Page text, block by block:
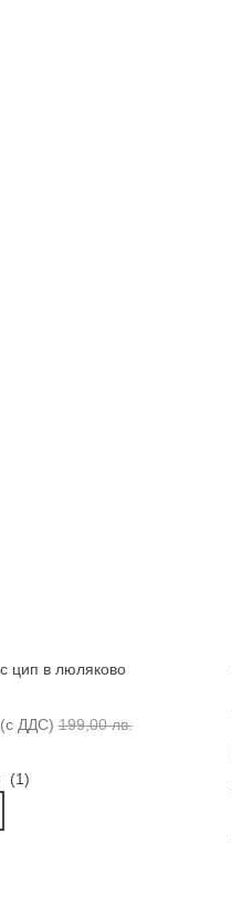
Харесвам
цип в люляково
(с ДДС) 199,00 лв.
(1)